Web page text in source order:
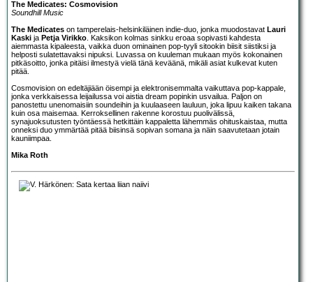
The Medicates: Cosmovision
Soundhill Music
The Medicates on tamperelais-helsinkiläinen indie-duo, jonka muodostavat Lauri
Kaski ja Petja Virikko . Kaksikon kolmas sinkku eroaa sopivasti kahdesta
aiemmasta kipaleesta, vaikka duon ominainen pop-tyyli sitookin biisit siistiksi ja
helposti sulatettavaksi nipuksi. Luvassa on kuuleman mukaan myös kokonainen
pitkäsoitto, jonka pitäisi ilmestyä vielä tänä keväänä, mikäli asiat kulkevat kuten
pitää.
Cosmovision on edeltäjiään öisempi ja elektronisemmalta vaikuttava pop-kappale,
jonka verkkaisessa leijailussa voi aistia dream popinkin usvailua. Paljon on
panostettu unenomaisiin soundeihin ja kuulaaseen lauluun, joka lipuu kaiken takana
kuin osa maisemaa. Kerroksellinen rakenne korostuu puolivälissä,
synajuoksutusten työntäessä hetkittäin kappaletta lähemmäs ohituskaistaa, mutta
onneksi duo ymmärtää pitää biisinsä sopivan somana ja näin saavutetaan jotain
kauniimpaa.
Mika Roth